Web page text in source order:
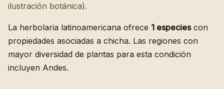
ilustración botánica).
La herbolaria latinoamericana ofrece 1 especiescon
propiedades asociadas a chicha. Las regiones con
mayor diversidad de plantas para esta condición
incluyen Andes.